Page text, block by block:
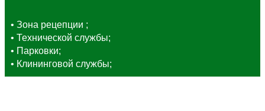
• Зона рецепции ;
• Технической службы;
• Парковки;
• Клининговой службы;